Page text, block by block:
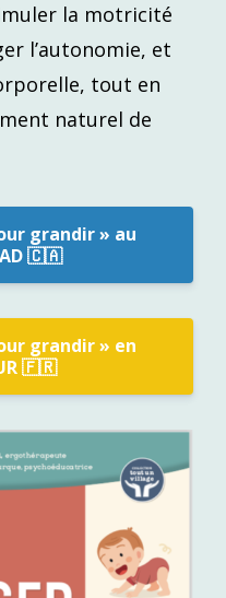
la motricité
l’autonomie, et
tout en
naturel de
grandir » au
🇨🇦
grandir » en
🇫🇷